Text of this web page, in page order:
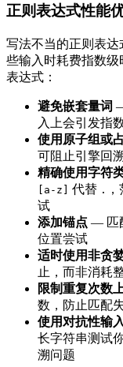
正则表达式性能
写法不当的正则表
些输入时耗费指数级
表达式：
避免嵌套量词
入上会引发指
使用原子组或
可阻止引擎回
精确使用字符
[a-z] 代替 .
试
添加锚点 — 匹
位置尝试
适时使用非贪
止，而非消耗
限制重复次数
数，防止匹配
使用对抗性输
长字符串测试
溯问题